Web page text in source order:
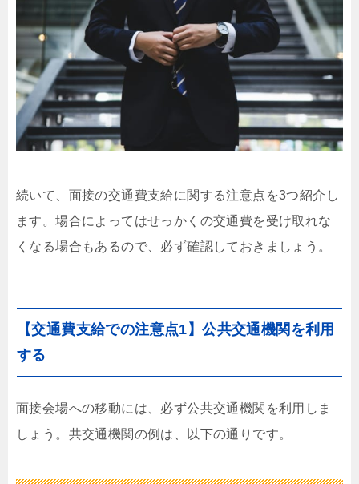
続いて、面接の交通費支給に関する注意点を3つ紹介し
ます。場合によってはせっかくの交通費を受け取れな
くなる場合もあるので、必ず確認しておきましょう。
【交通費支給での注意点1】公共交通機関を利用
する
面接会場への移動には、必ず公共交通機関を利用しま
しょう。共交通機関の例は、以下の通りです。